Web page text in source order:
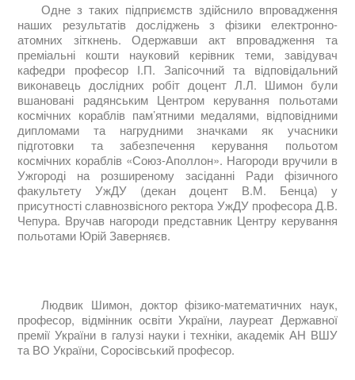
Одне з таких підприємств здійснило впровадження
наших результатів досліджень з фізики електронно-
атомних зіткнень. Одержавши акт впровадження та
преміальні кошти науковий керівник теми, завідувач
кафедри професор І.П. Запісочний та відповідальний
виконавець дослідних робіт доцент Л.Л. Шимон були
вшановані радянським Центром керування польотами
космічних кораблів пам’ятними медалями, відповідними
дипломами та нагрудними значками як учасники
підготовки та забезпечення керування польотом
космічних кораблів «Союз-Аполлон». Нагороди вручили в
Ужгороді на розширеному засіданні Ради фізичного
факультету УжДУ (декан доцент В.М. Бенца) у
присутності славнозвісного ректора УжДУ професора Д.В.
Чепура. Вручав нагороди представник Центру керування
польотами Юрій Заверняєв.
Людвик Шимон, доктор фізико-математичних наук,
професор, відмінник освіти України, лауреат Державної
премії України в галузі науки і техніки, академік АН ВШУ
та ВО України, Соросівський професор.